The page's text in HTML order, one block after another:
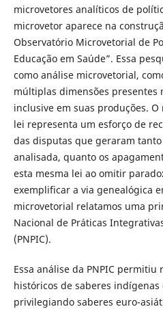
microvetores analíticos de
microvetor aparece na
Observatório Microvetorial de
Educação em Saúde”. Essa
como análise microvetorial,
múltiplas dimensões presentes
inclusive em suas produções.
lei representa um esforço de
das disputas que geraram
analisada, quanto os
esta mesma lei ao omitir
exemplificar a via genealógica
microvetorial relatamos uma
Nacional de Práticas
(PNPIC).
Essa análise da PNPIC
históricos de saberes
privilegiando saberes euro-